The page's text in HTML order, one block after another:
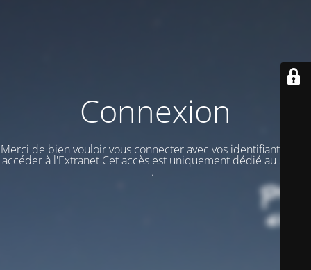
Connexion
Merci de bien vouloir vous connecter avec vos identifiants pour
accéder à l'Extranet Cet accès est uniquement dédié au STAFF
.